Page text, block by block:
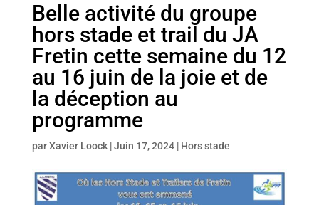
Belle activité du groupe
hors stade et trail du JA
Fretin cette semaine du 12
au 16 juin de la joie et de
la déception au
programme
parXavier Loock|Juin 17, 2024| Hors stade